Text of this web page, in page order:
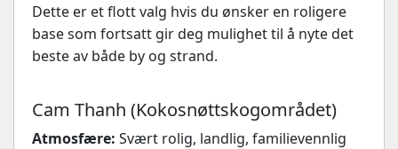
Dette er et flott valg hvis du ønsker en roligere
base som fortsatt gir deg mulighet til å nyte det
beste av både by og strand.
Cam Thanh (Kokosnøttskogområdet)
Atmosfære: Svært rolig, landlig, familievennlig